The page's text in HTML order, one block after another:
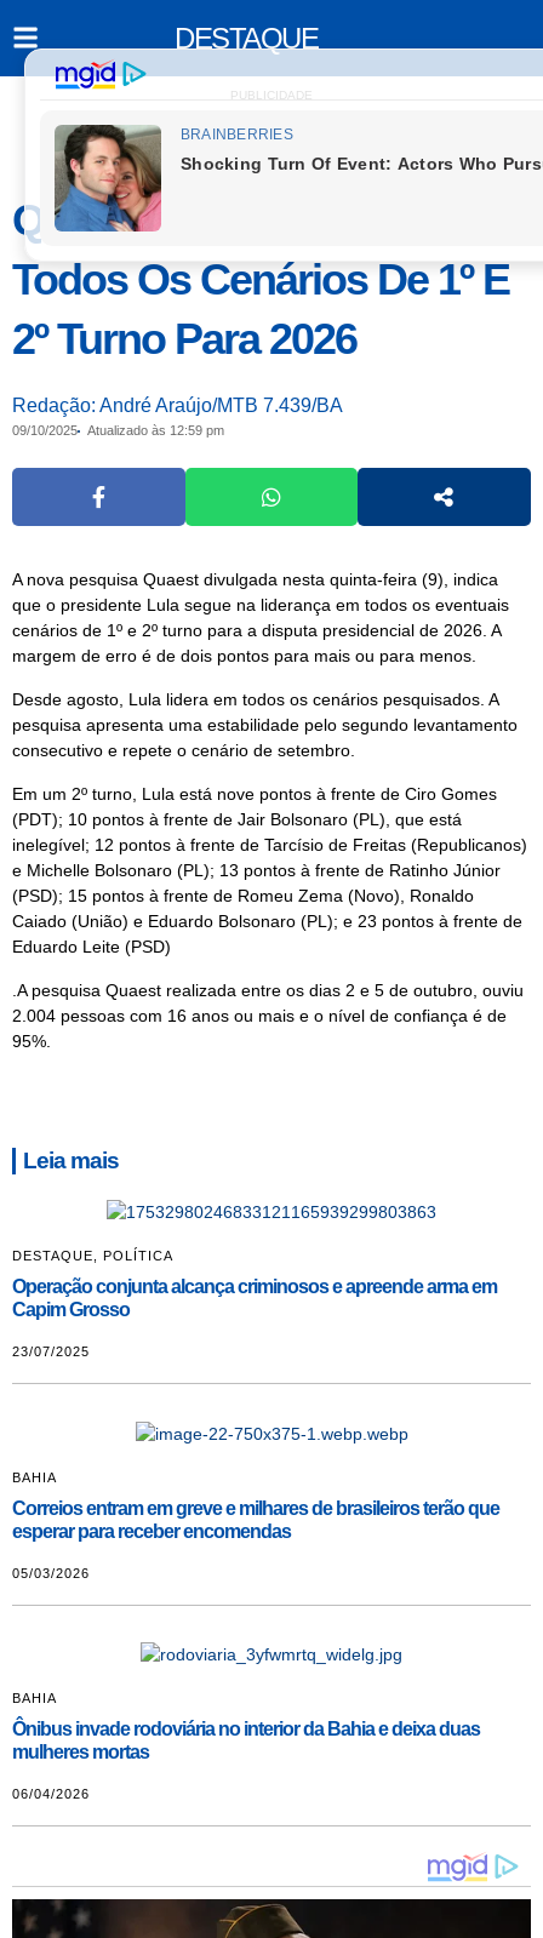
DESTAQUE
PUBLICIDADE
Quaest: Lula Lidera Em
Todos Os Cenários De 1º E
2º Turno Para 2026
Redação: André Araújo/MTB 7.439/BA
09/10/2025 Atualizado às 12:59 pm
A nova pesquisa Quaest divulgada nesta quinta-feira (9), indica
que o presidente Lula segue na liderança em todos os eventuais
cenários de 1º e 2º turno para a disputa presidencial de 2026. A
margem de erro é de dois pontos para mais ou para menos.
Desde agosto, Lula lidera em todos os cenários pesquisados. A
pesquisa apresenta uma estabilidade pelo segundo levantamento
consecutivo e repete o cenário de setembro.
Em um 2º turno, Lula está nove pontos à frente de Ciro Gomes
(PDT); 10 pontos à frente de Jair Bolsonaro (PL), que está
inelegível; 12 pontos à frente de Tarcísio de Freitas (Republicanos)
e Michelle Bolsonaro (PL); 13 pontos à frente de Ratinho Júnior
(PSD); 15 pontos à frente de Romeu Zema (Novo), Ronaldo
Caiado (União) e Eduardo Bolsonaro (PL); e 23 pontos à frente de
Eduardo Leite (PSD)
.A pesquisa Quaest realizada entre os dias 2 e 5 de outubro, ouviu
2.004 pessoas com 16 anos ou mais e o nível de confiança é de
95%.
Leia mais
DESTAQUE POLÍTICA
Operação conjunta alcança criminosos e apreende arma em
Capim Grosso
23/07/2025
BAHIA
Correios entram em greve e milhares de brasileiros terão que
esperar para receber encomendas
05/03/2026
BAHIA
Ônibus invade rodoviária no interior da Bahia e deixa duas
mulheres mortas
06/04/2026